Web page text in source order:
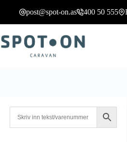
post@spot-on.as 400 50 555